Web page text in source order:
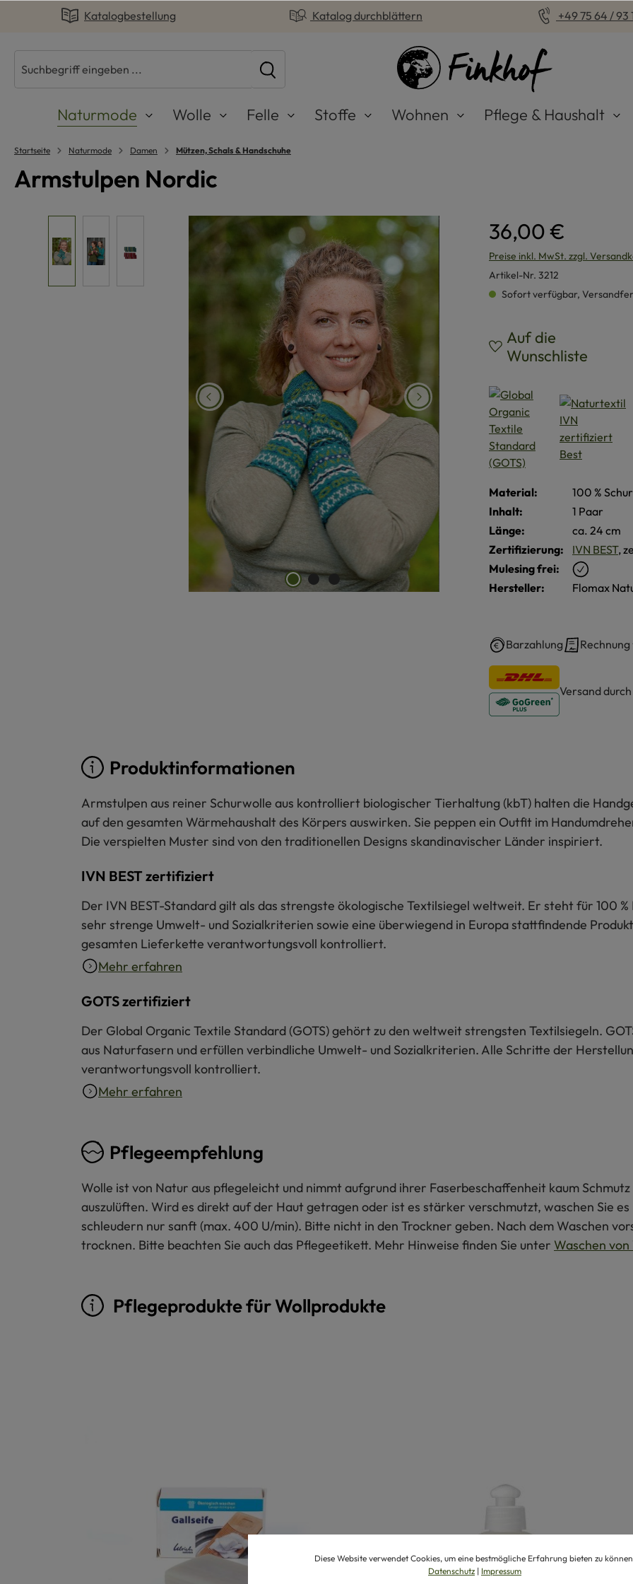
Zur Hauptnavigation springen
Katalogbestellung Katalog durchblättern +49 75 64 / 93
Naturmode Wolle Felle Stoffe Wohnen Pflege & Haushalt
Startseite Naturmode Damen Mützen, Schals & Handschuhe
Armstulpen Nordic
36,00 €
Preise inkl. MwSt. zzgl.
Artikel-Nr. 3212
Sofort verfügbar,
Auf die
Wunschliste
Material:
100 %
Inhalt:
1 Paar
Länge:
ca. 24 cm
Zertifizierung:
IVN BEST,
Mulesing frei:
Hersteller:
Flomax
Barzahlung Rechnung
Versand
Produktinformationen
Armstulpen aus reiner Schurwolle aus kontrolliert biologischer Tierhaltung (kbT) halten die
auf den gesamten Wärmehaushalt des Körpers auswirken. Sie peppen ein Outfit im
Die verspielten Muster sind von den traditionellen Designs skandinavischer Länder inspiriert.
IVN BEST zertifiziert
Der IVN BEST-Standard gilt als das strengste ökologische Textilsiegel weltweit. Er steht für 100
sehr strenge Umwelt- und Sozialkriterien sowie eine überwiegend in Europa stattfindende
gesamten Lieferkette verantwortungsvoll kontrolliert.
Mehr erfahren
GOTS zertifiziert
Der Global Organic Textile Standard (GOTS) gehört zu den weltweit strengsten Textilsiegeln.
aus Naturfasern und erfüllen verbindliche Umwelt- und Sozialkriterien. Alle Schritte der
verantwortungsvoll kontrolliert.
Mehr erfahren
Pflegeempfehlung
Wolle ist von Natur aus pflegeleicht und nimmt aufgrund ihrer Faserbeschaffenheit kaum
auszulüften. Wird es direkt auf der Haut getragen oder ist es stärker verschmutzt, waschen Sie
schleudern nur sanft (max. 400 U/min). Bitte nicht in den Trockner geben. Nach dem Waschen
trocknen. Bitte beachten Sie auch das Pflegeetikett. Mehr Hinweise finden Sie unter Waschen
Pflegeprodukte für Wollprodukte
Diese Website verwendet Cookies, um eine bestmögliche Erfahrung bieten zu
Datenschutz | Impressum